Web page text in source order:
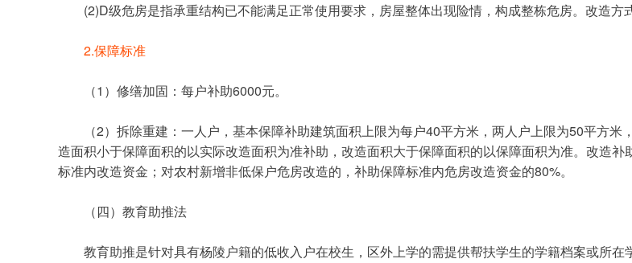
(2)D级危房是指承重结构已不能满足正常使用要求，房屋整体出现险情，构成整栋危房。改造方
2.保障标准
	（1）修缮加固：每户补助6000元。
造面积小于保障面积的以实际改造面积为准补助，改造面积大于保障面积的以保障面积为准。改造
标准内改造资金；对农村新增非低保户危房改造的，补助保障标准内危房改造资金的80%。
	（四）教育助推法
教育助推是针对具有杨陵户籍的低收入户在校生，区外上学的需提供帮扶学生的学籍档案或所在